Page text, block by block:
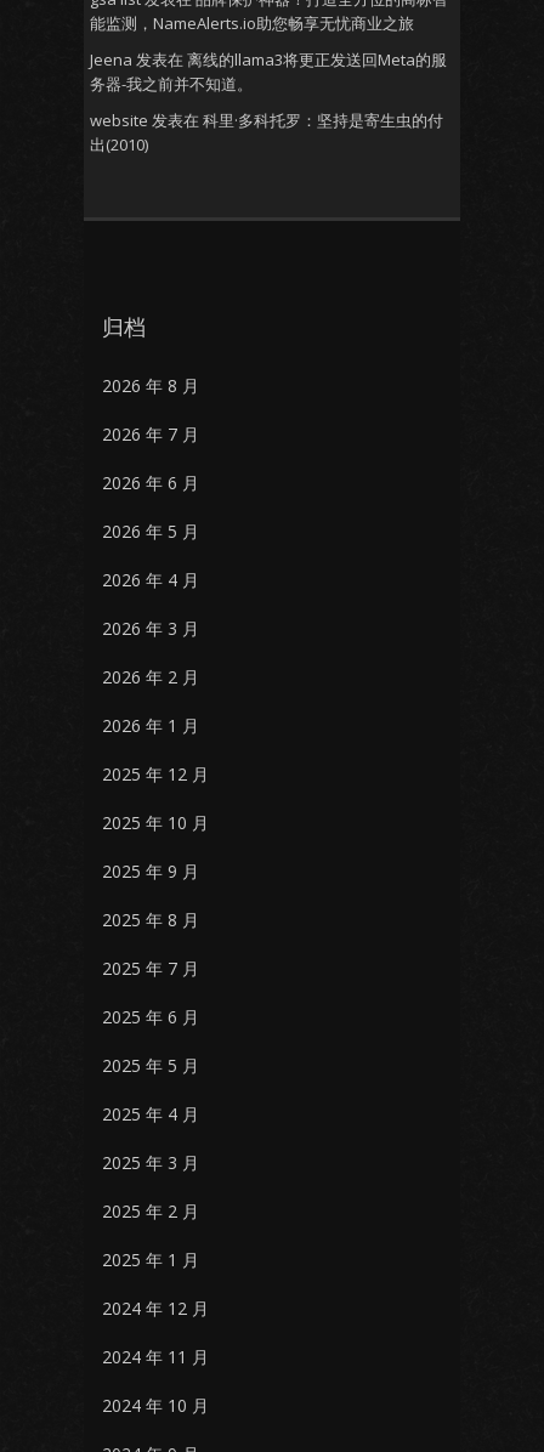
能监测，NameAlerts.io助您畅享无忧商业之旅
Jeena 发表在 离线的llama3将更正发送回Meta的服
务器-我之前并不知道。
website 发表在 科里·多科托罗：坚持是寄生虫的付
出(2010)
归档
2026 年 8 月
2026 年 7 月
2026 年 6 月
2026 年 5 月
2026 年 4 月
2026 年 3 月
2026 年 2 月
2026 年 1 月
2025 年 12 月
2025 年 10 月
2025 年 9 月
2025 年 8 月
2025 年 7 月
2025 年 6 月
2025 年 5 月
2025 年 4 月
2025 年 3 月
2025 年 2 月
2025 年 1 月
2024 年 12 月
2024 年 11 月
2024 年 10 月